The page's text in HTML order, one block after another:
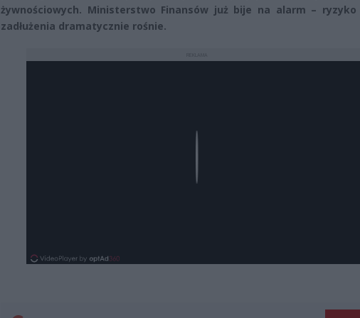
żywnościowych. Ministerstwo Finansów już bije na alarm – ryzyko
zadłużenia dramatycznie rośnie.